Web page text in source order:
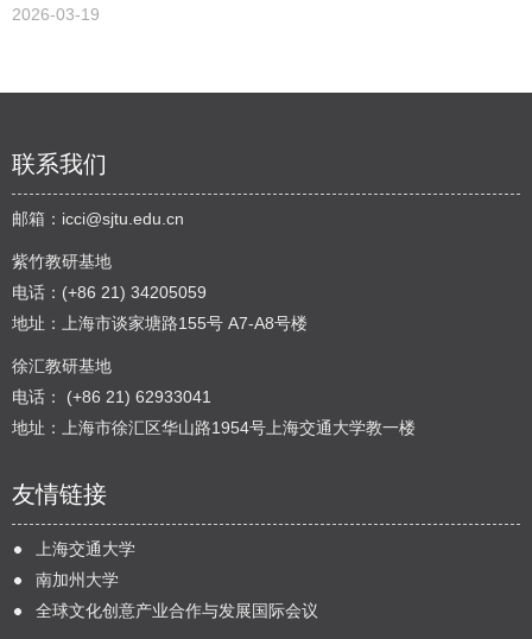
2026-03-19
联系我们
邮箱： icci@sjtu.edu.cn
紫竹教研基地
电话：(+86 21) 34205059
地址：上海市谈家塘路155号 A7-A8号楼
徐汇教研基地
电话： (+86 21) 62933041
地址：上海市徐汇区华山路1954号上海交通大学教一楼
友情链接
上海交通大学
南加州大学
全球文化创意产业合作与发展国际会议